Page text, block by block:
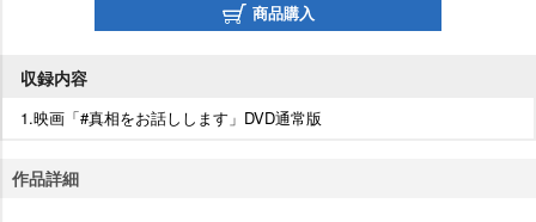
商品購入
収録内容
1.映画「#真相をお話しします」DVD通常版
作品詳細